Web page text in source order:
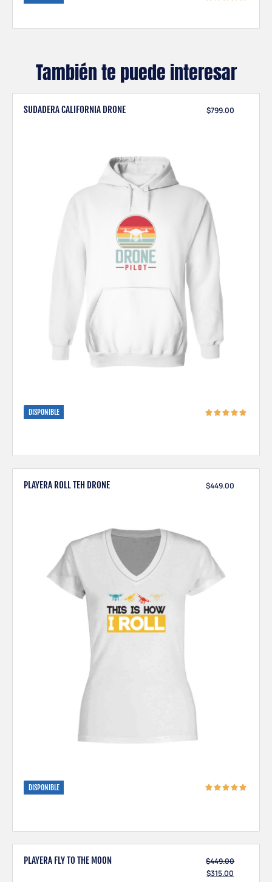
También te puede interesar
SUDADERA CALIFORNIA DRONE $799.00
DISPONIBLE
PLAYERA ROLL TEH DRONE $449.00
DISPONIBLE
PLAYERA FLY TO THE MOON $449.00
$315.00